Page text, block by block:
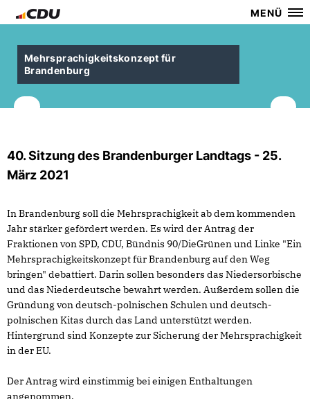
MENÜ
Mehrsprachigkeitskonzept für
Brandenburg
40. Sitzung des Brandenburger Landtags - 25.
März 2021
In Brandenburg soll die Mehrsprachigkeit ab dem kommenden
Jahr stärker gefördert werden. Es wird der Antrag der
Fraktionen von SPD, CDU, Bündnis 90/DieGrünen und Linke "Ein
Mehrsprachigkeitskonzept für Brandenburg auf den Weg
bringen" debattiert. Darin sollen besonders das Niedersorbische
und das Niederdeutsche bewahrt werden. Außerdem sollen die
Gründung von deutsch-polnischen Schulen und deutsch-
polnischen Kitas durch das Land unterstützt werden.
Hintergrund sind Konzepte zur Sicherung der Mehrsprachigkeit
in der EU.
Der Antrag wird einstimmig bei einigen Enthaltungen
angenommen.